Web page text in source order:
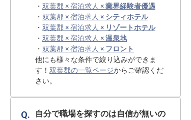
・ 双葉郡 × 宿泊求人 ×業界経験者優遇
・ 双葉郡 × 宿泊求人 × シティホテル
・ 双葉郡 × 宿泊求人 × リゾートホテル
・ 双葉郡 × 宿泊求人 ×温泉地
・ 双葉郡 × 宿泊求人 × フロント
他にも様々な条件で絞り込みができま
す！ 双葉郡の一覧ページからご確認くだ
さい。
自分で職場を探すのは自信が無いの